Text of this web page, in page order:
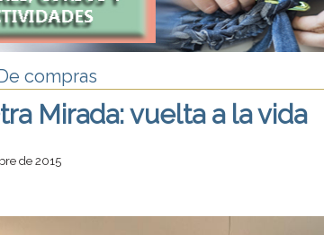
compras
Mirada: vuelta a la vida
de 2015